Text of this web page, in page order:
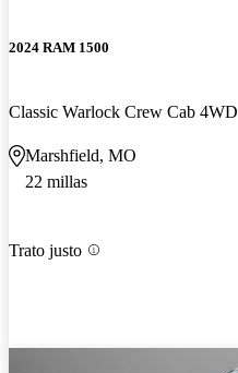
2024 RAM 1500
Classic Warlock Crew Cab 4WD
Marshfield, MO
22 millas
Trato justo